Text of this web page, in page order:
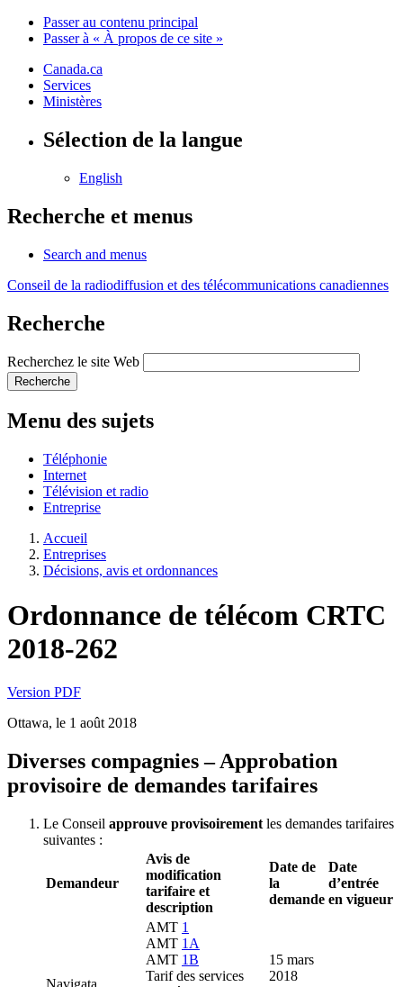
Passer au contenu principal
Passer à « À propos de ce site »
Canada.ca
Services
Ministères
Sélection de la langue
English
Recherche et menus
Search and menus
Conseil de la radiodiffusion et des télécommunications canadiennes
Recherche
Recherchez le site Web
Recherche
Menu des sujets
Téléphonie
Internet
Télévision et radio
Entreprise
Accueil
Entreprises
Décisions, avis et ordonnances
Ordonnance de télécom CRTC
2018-262
Version PDF
Ottawa, le 1 août 2018
Diverses compagnies – Approbation
provisoire de demandes tarifaires
Le Conseil approuve provisoirement les demandes tarifaires
suivantes :
Demandeur
Avis de
modification
tarifaire et
description
Date de
la
demande
Date
d’entrée
en vigueur
Navigata
AMT 1
AMT 1A
AMT 1B
Tarif des services
15 mars
2018